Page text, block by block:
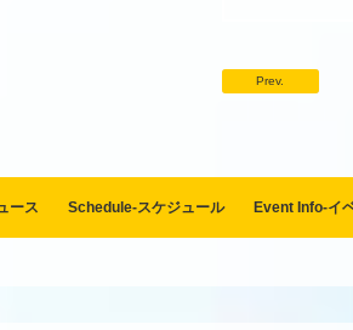
Prev.
ース Schedule-スケジュール Event Info-イ